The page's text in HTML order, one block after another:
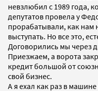
невзлюбил с 1989 года,
депутатов провела у
прорабатывали, как нам
выступать. Но все это,
Договорились мы через
Приезжаем, а ворота
кредит большой от
свой бизнес.
А я ехал как раз в